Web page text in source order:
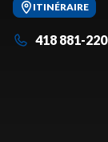
ITINÉRAIRE
418 881-